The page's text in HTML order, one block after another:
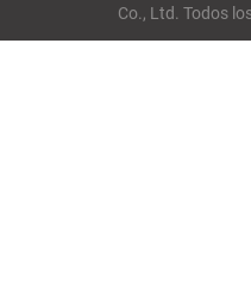
Co., Ltd. Todos